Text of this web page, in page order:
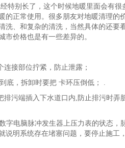
特别长了，这个时候地暖里面会有很
的正常使用。很多朋友对地暖清理的
洗、和复杂的清洗，当然具体的还要
市价格也是有一些差异的。
接部位拧紧，防止泄露；
底，拆卸时要把 卡环压倒低； .
排污端插入下水道口内,防止排污时弄
字电脑脉冲发生器上压力表的状态，
说明系统存在堵塞问题，要停止施工